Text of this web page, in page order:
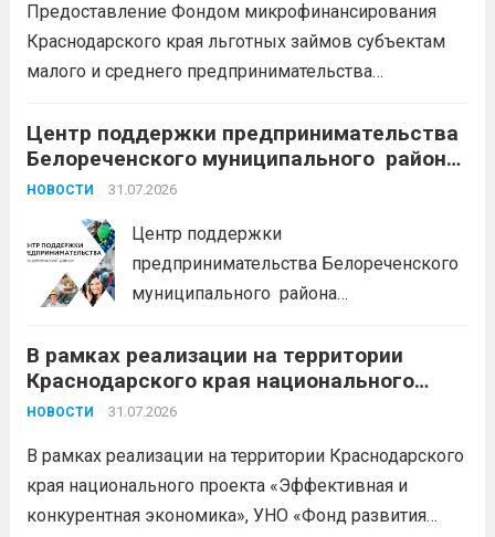
каникулы;
сохранение места...Читать
дальше
Предоставление Фондом микрофинансирования
Краснодарского края льготных займов субъектам
малого и среднего предпринимательства
5 млн. рублей Срок от 7 мес. до 36 мес. Процентная
ставка 0,1- 8,15 % годовых Возможно установление
льготного периода...
Центр поддержки предпринимательства
Белореченского муниципального района
Краснодарского края приглашает на
НОВОСТИ 31.07.2026
Центр поддержки
предпринимательства Белореченского
муниципального района
БЕСПЛАТНЫЕ КОНСУЛЬТАЦИИ
Бухгалтерский учет и заполнение
деклараций; Трудовое
планирование и правовое обеспечение;
Микрозаймы для предпринимателей по
низким ставкам; Единый налоговый
В рамках реализации на территории
Краснодарского края национального
проекта «Эффективная и конкурентная
НОВОСТИ 31.07.2026
В рамках реализации на территории Краснодарского
края национального проекта «Эффективная и
конкурентная экономика», УНО «Фонд развития